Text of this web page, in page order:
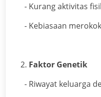
- Kurang aktivitas
- Kebiasaan
2. Faktor Genetik
- Riwayat keluarga